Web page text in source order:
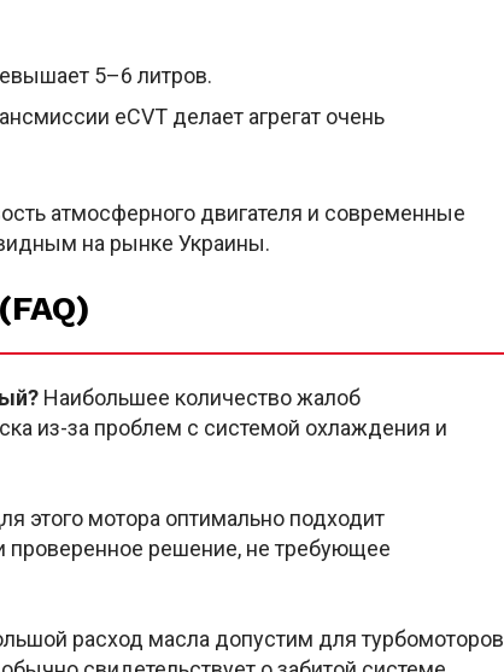
5–6 литров.
eCVT делает агрегат очень
атмосферного двигателя и современные
на рынке Украины.
Наибольшее количество жалоб
из-за проблем с системой охлаждения и
этого мотора оптимально подходит
проверенное решение, не требующее
расход масла допустим для турбомоторов